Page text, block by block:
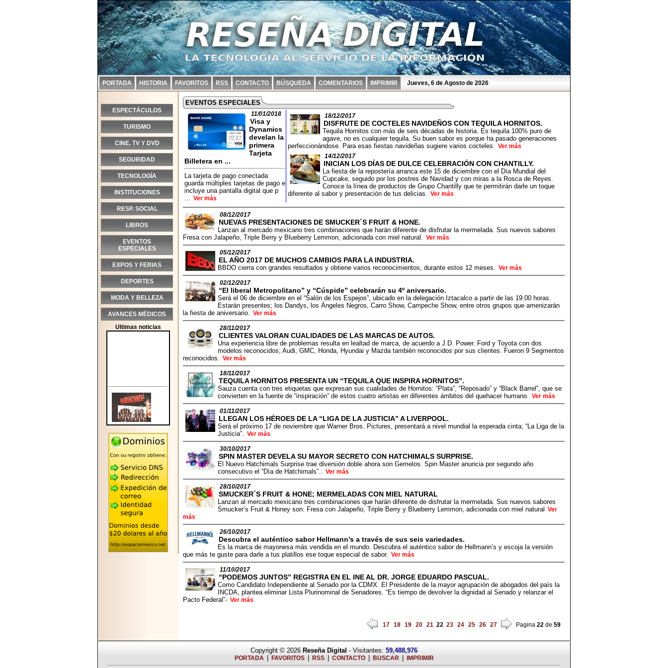
PORTADA HISTORIA FAVORITOS RSS CONTACTO BÚSQUEDA COMENTARIOS IMPRIMIR Jueves, 6 de Agosto de 2026
ESPECTÁCULOS
TURISMO
CINE. TV Y DVD
SEGURIDAD
TECNOLOGÍA
INSTITUCIONES
RESP. SOCIAL
LIBROS
EVENTOS
ESPECIALES
EXPOS Y FERIAS
DEPORTES
MODA Y BELLEZA
AVANCES MÉDICOS
Ultimas noticias
2026-05-25
"MARIACHAZO"
LEYENDAS
MARIACHI VARGAS
Y NUEVO
TECALITLÁN EN LA
ARENA CDMX.
2025-10-16
EVENTOS ESPECIALES
11/01/2018
Visa y
Dynamics
develan la
primera
Tarjeta
Billetera en ...
La tarjeta de pago conectada
guarda múltiples tarjetas de pago e
incluye una pantalla digital que p
... Ver más
18/12/2017
DISFRUTE DE COCTELES NAVIDEÑOS CON TEQUILA HORNITOS.
Tequila Hornitos con más de seis décadas de historia. Es tequila 100% puro de
agave, no es cualquier tequila. Su buen sabor es porque ha pasado generaciones
perfeccionándose. Para esas fiestas navideñas sugiere varios cocteles. Ver más
14/12/2017
INICIAN LOS DÍAS DE DULCE CELEBRACIÓN CON CHANTILLY.
La fiesta de la repostería arranca este 15 de diciembre con el Día Mundial del
Cupcake, seguido por los postres de Navidad y con miras a la Rosca de Reyes.
Conoce la línea de productos de Grupo Chantilly que te permitirán darle un toque
diferente al sabor y presentación de tus delicias. Ver más
08/12/2017
NUEVAS PRESENTACIONES DE SMUCKER´S FRUIT & HONE.
Lanzan al mercado mexicano tres combinaciones que harán diferente de disfrutar la mermelada. Sus nuevos sabores
Fresa con Jalapeño, Triple Berry y Blueberry Lemmon, adicionada con miel natural. Ver más
05/12/2017
EL AÑO 2017 DE MUCHOS CAMBIOS PARA LA INDUSTRIA.
BBDO cierra con grandes resultados y obtiene varios reconocimientos, durante estos 12 meses. Ver más
02/12/2017
“El liberal Metropolitano” y “Cúspide” celebrarán su 4º aniversario.
Será el 06 de diciembre en el “Salón de los Espejos”, ubicado en la delegación Iztacalco a partir de las 19:00 horas.
Estarán presentes; los Dandys, los Ángeles Negros, Carro Show, Campeche Show, entre otros grupos que amenizarán
la fiesta de aniversario. Ver más
28/11/2017
CLIENTES VALORAN CUALIDADES DE LAS MARCAS DE AUTOS.
Una experiencia libre de problemas resulta en lealtad de marca, de acuerdo a J.D. Power. Ford y Toyota con dos
modelos reconocidos; Audi, GMC, Honda, Hyundai y Mazda también reconocidos por sus clientes. Fueron 9 Segmentos
reconocidos. Ver más
18/11/2017
TEQUILA HORNITOS PRESENTA UN “TEQUILA QUE INSPIRA HORNITOS”.
Sauza cuenta con tres etiquetas que expresan sus cualidades de Hornitos: “Plata”, “Reposado” y “Black Barrel”, que se
convierten en la fuente de “inspiración” de estos cuatro artistas en diferentes ámbitos del quehacer humano. Ver más
01/11/2017
LLEGAN LOS HÉROES DE LA “LIGA DE LA JUSTICIA” A LIVERPOOL.
Será el próximo 17 de noviembre que Warner Bros. Pictures, presentará a nivel mundial la esperada cinta; “La Liga de la
Justicia”. Ver más
30/10/2017
SPIN MASTER DEVELA SU MAYOR SECRETO CON HATCHIMALS SURPRISE.
El Nuevo Hatchimals Surprise trae diversión doble ahora son Gemelos. Spin Master anuncia por segundo año
consecutivo el “Día de Hatchimals”.. Ver más
28/10/2017
SMUCKER´S FRUIT & HONE; MERMELADAS CON MIEL NATURAL
Lanzan al mercado mexicano tres combinaciones que harán diferente de disfrutar la mermelada. Sus nuevos sabores
Smucker’s Fruit & Honey son: Fresa con Jalapeño, Triple Berry y Blueberry Lemmon, adicionada con miel natural Ver
más
26/10/2017
Descubra el auténtico sabor Hellmann’s a través de sus seis variedades.
Es la marca de mayonesa más vendida en el mundo. Descubra el auténtico sabor de Hellmann’s y escoja la versión
que más te guste para darle a tus platillos ese toque especial de sabor. Ver más
11/10/2017
“PODEMOS JUNTOS” REGISTRA EN EL INE AL DR. JORGE EDUARDO PASCUAL.
Como Candidato Independiente al Senado por la CDMX. El Presidente de la mayor agrupación de abogados del país la
INCDA, plantea eliminar Lista Plurinominal de Senadores. “Es tiempo de devolver la dignidad al Senado y relanzar el
Pacto Federal”- Ver más
17 18 19 20 21 22 23 24 25 26 27 Pagina 22 de 59
Copyright © 2026 Reseña Digital - Visitantes: 59,488,976
PORTADA FAVORITOS RSS CONTACTO BUSCAR IMPRIMIR